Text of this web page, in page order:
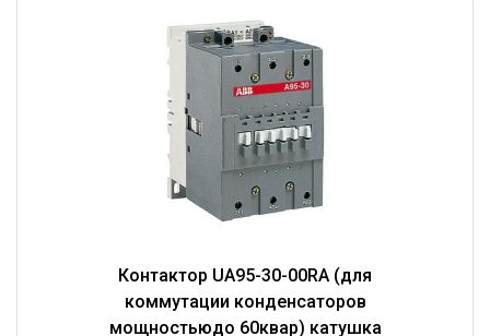
Контактор UA95-30-00RA (для
коммутации конденсаторов
мощностьюдо 60квар) катушка